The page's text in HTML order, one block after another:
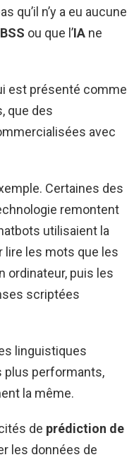
qu’il n’y a eu aucune
ou que l’IA ne
est présenté comme
que des
avec
Certaines des
remontent
utilisaient la
lire les mots que les
ordinateur, puis les
scriptées
linguistiques
plus performants,
la même.
de prédiction de
les données de